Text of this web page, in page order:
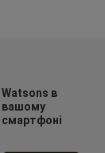
Watsons в
вашому
смартфоні